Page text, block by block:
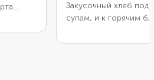
Закусочный хлеб
супам, и к горячим
макая в творожный